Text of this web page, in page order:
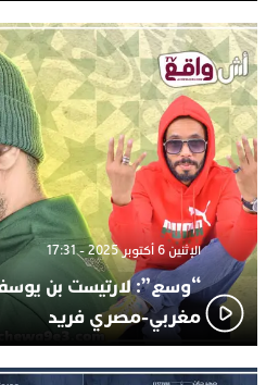
الإثنين 6 أكتوبر 2025 - 17:31
“وسع”: لارتيست بن
مغربي-مصري فريد